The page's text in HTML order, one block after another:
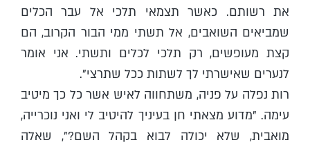
את רשותם. כאשר תצמאי תלכי אל עבר הכלים
שמביאים השואבים, אל תשתי ממי הבור הקרוב, הם
קצת מעופשים, רק תלכי לכלים ותשתי. אני אומר
לנערים שאישרתי לך לשתות ככל שתרצי".
רות נפלה על פניה, משתחווה לאיש אשר כל כך מיטיב
עימה. "מדוע מצאתי חן בעיניך להיטיב לי ואני נוכרייה,
מואבית, שלא יכולה לבוא בקהל השם?", שאלה